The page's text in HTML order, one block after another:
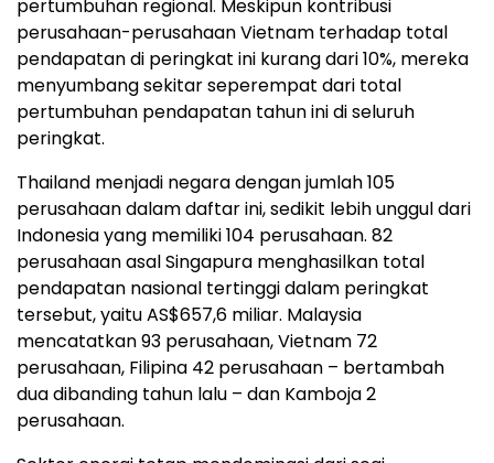
pertumbuhan regional. Meskipun kontribusi
perusahaan-perusahaan Vietnam terhadap total
pendapatan di peringkat ini kurang dari 10%, mereka
menyumbang sekitar seperempat dari total
pertumbuhan pendapatan tahun ini di seluruh
peringkat.
Thailand menjadi negara dengan jumlah 105
perusahaan dalam daftar ini, sedikit lebih unggul dari
Indonesia yang memiliki 104 perusahaan. 82
perusahaan asal Singapura menghasilkan total
pendapatan nasional tertinggi dalam peringkat
tersebut, yaitu AS$657,6 miliar. Malaysia
mencatatkan 93 perusahaan, Vietnam 72
perusahaan, Filipina 42 perusahaan – bertambah
dua dibanding tahun lalu – dan Kamboja 2
perusahaan.